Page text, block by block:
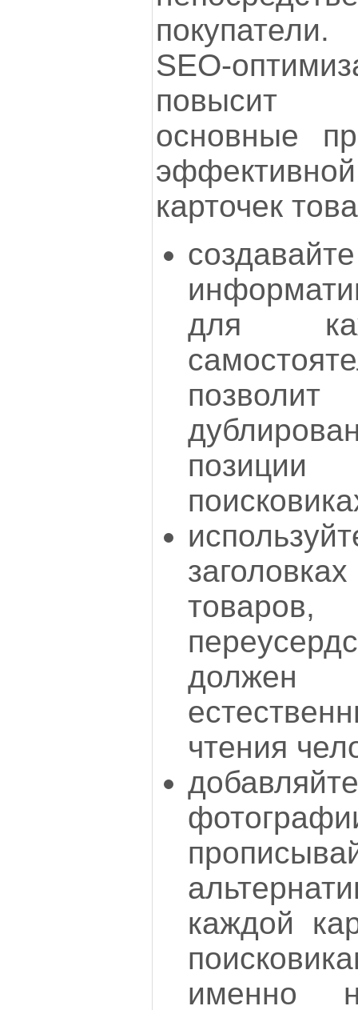
SEO-
повысит
основные
карточек
для
чтения
каждой
именно